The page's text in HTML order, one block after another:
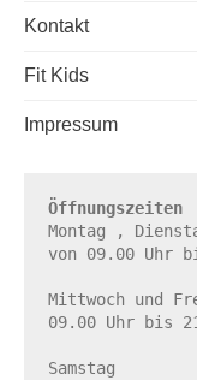
Kontakt
Fit Kids
Impressum
Öffnungszeiten
Montag ,
von 09.00 Uhr
Mittwoch und
09.00 Uhr bis
Samstag